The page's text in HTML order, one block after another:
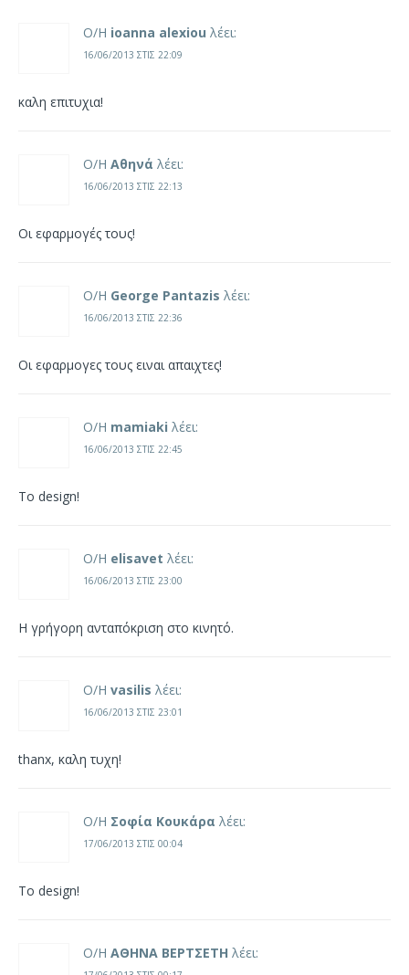
Ο/Η ioanna alexiou λέει:
16/06/2013 ΣΤΙΣ 22:09
καλη επιτυχια!
Ο/Η Αθηνά λέει:
16/06/2013 ΣΤΙΣ 22:13
Οι εφαρμογές τους!
Ο/Η George Pantazis λέει:
16/06/2013 ΣΤΙΣ 22:36
Οι εφαρμογες τους ειναι απαιχτες!
Ο/Η mamiaki λέει:
16/06/2013 ΣΤΙΣ 22:45
Το design!
Ο/Η elisavet λέει:
16/06/2013 ΣΤΙΣ 23:00
Η γρήγορη ανταπόκριση στο κινητό.
Ο/Η vasilis λέει:
16/06/2013 ΣΤΙΣ 23:01
thanx, καλη τυχη!
Ο/Η Σοφία Κουκάρα λέει:
17/06/2013 ΣΤΙΣ 00:04
Το design!
Ο/Η ΑΘΗΝΑ ΒΕΡΤΣΕΤΗ λέει: